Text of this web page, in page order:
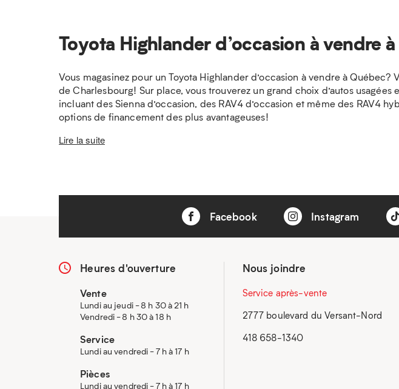
Toyota Highlander d’occasion à vendre
Vous magasinez pour un Toyota Highlander d’occasion à vendre à
de Charlesbourg! Sur place, vous trouverez un grand choix d’autos
incluant des Sienna d’occasion, des RAV4 d’occasion et même des RAV4
options de financement des plus avantageuses!
Lire la suite
Facebook Instagram
Heures d'ouverture
Vente
Lundi au jeudi - 8 h 30 à 21 h
Vendredi - 8 h 30 à 18 h
Service
Lundi au vendredi - 7 h à 17 h
Pièces
Lundi au vendredi - 7 h à 17 h
Nous joindre
Service après-vente
2777 boulevard du Versant-Nord
418 658-1340